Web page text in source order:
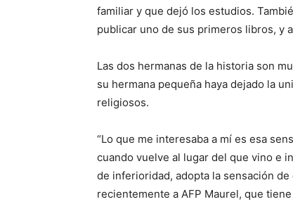
familiar y que dejó los estudios.
publicar uno de sus primeros libros, y
Las dos hermanas de la historia son
su hermana pequeña haya dejado la
religiosos.
“Lo que me interesaba a mí es esa
cuando vuelve al lugar del que vino e
de inferioridad, adopta la sensación
recientemente a AFP Maurel, que